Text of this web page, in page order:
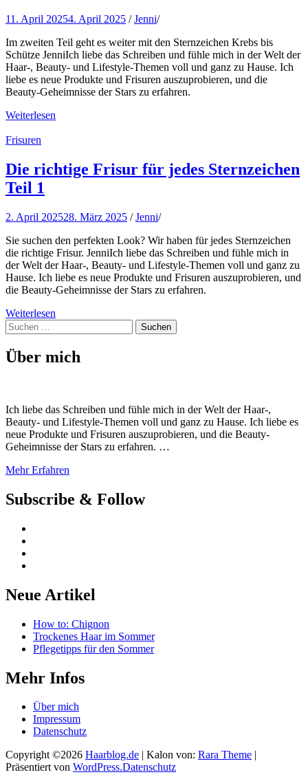
11. April 20254. April 2025 /Jenni/
Im zweiten Teil geht es weiter mit den Sternzeichen Krebs bis
Schütze JenniIch liebe das Schreiben und fühle mich in der Welt der
Haar-, Beauty- und Lifestyle-Themen voll und ganz zu Hause. Ich
liebe es neue Produkte und Frisuren auszuprobieren, und die
Beauty-Geheimnisse der Stars zu erfahren.
Weiterlesen
Frisuren
Die richtige Frisur für jedes Sternzeichen
Teil 1
2. April 202528. März 2025 /Jenni/
Sie suchen den perfekten Look? Wir haben für jedes Sternzeichen
die richtige Frisur. JenniIch liebe das Schreiben und fühle mich in
der Welt der Haar-, Beauty- und Lifestyle-Themen voll und ganz zu
Hause. Ich liebe es neue Produkte und Frisuren auszuprobieren, und
die Beauty-Geheimnisse der Stars zu erfahren.
Weiterlesen
Suchen
nach:
Über mich
Ich liebe das Schreiben und fühle mich in der Welt der Haar-,
Beauty- und Lifestyle-Themen voll und ganz zu Hause. Ich liebe es
neue Produkte und Frisuren auszuprobieren, und die Beauty-
Geheimnisse der Stars zu erfahren. …
Mehr Erfahren
Subscribe & Follow
Neue Artikel
How to: Chignon
Trockenes Haar im Sommer
Pflegetipps für den Sommer
Mehr Infos
Über mich
Impressum
Datenschutz
Copyright ©2026 Haarblog.de | Kalon von: Rara Theme |
Präsentiert von WordPress.Datenschutz